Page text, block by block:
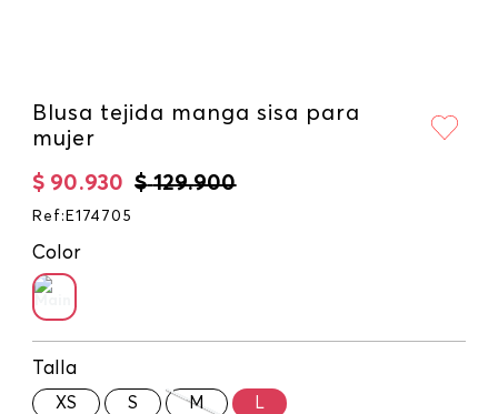
Blusa tejida manga sisa para
mujer
$ 129.900
$ 90.930
Ref : E174705
Color
Talla
XS S M L